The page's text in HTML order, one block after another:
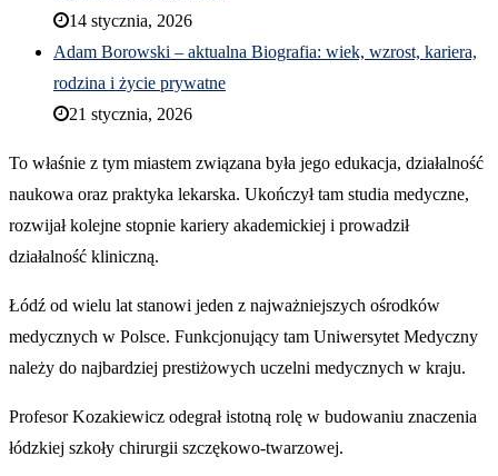
14 stycznia, 2026
Adam Borowski – aktualna Biografia: wiek, wzrost, kariera,
rodzina i życie prywatne
21 stycznia, 2026
To właśnie z tym miastem związana była jego edukacja, działalność
naukowa oraz praktyka lekarska. Ukończył tam studia medyczne,
rozwijał kolejne stopnie kariery akademickiej i prowadził
działalność kliniczną.
Łódź od wielu lat stanowi jeden z najważniejszych ośrodków
medycznych w Polsce. Funkcjonujący tam Uniwersytet Medyczny
należy do najbardziej prestiżowych uczelni medycznych w kraju.
Profesor Kozakiewicz odegrał istotną rolę w budowaniu znaczenia
łódzkiej szkoły chirurgii szczękowo-twarzowej.